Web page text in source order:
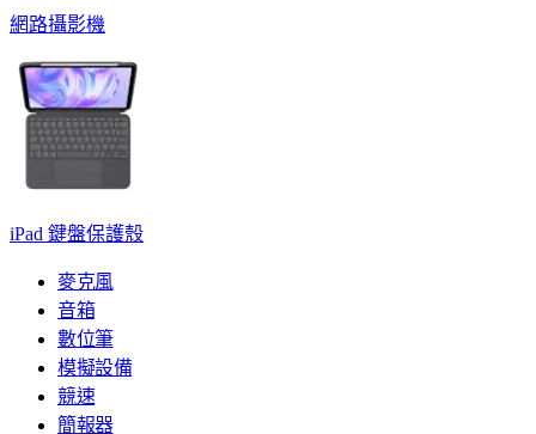
網路攝影機
iPad 鍵盤保護殼
麥克風
音箱
數位筆
模擬設備
競速
簡報器